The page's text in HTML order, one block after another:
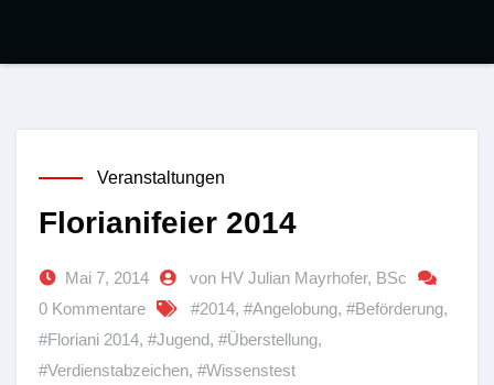
Veranstaltungen
Florianifeier 2014
Mai 7, 2014
von HV Julian Mayrhofer, BSc
0 Kommentare
#2014, #Angelobung, #Beförderung,
#Floriani 2014, #Jugend, #Überstellung,
#Verdienstabzeichen, #Wissenstest